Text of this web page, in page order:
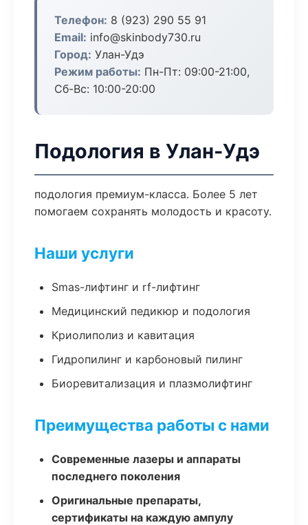
Телефон: 8 (923) 290 55 91
Email: info@skinbody730.ru
Город: Улан-Удэ
Режим работы: Пн-Пт: 09:00-21:00,
Сб-Вс: 10:00-20:00
Подология в Улан-Удэ
подология премиум-класса. Более 5 лет
помогаем сохранять молодость и красоту.
Наши услуги
Smas-лифтинг и rf-лифтинг
Медицинский педикюр и подология
Криолиполиз и кавитация
Гидропилинг и карбоновый пилинг
Биоревитализация и плазмолифтинг
Преимущества работы с нами
Современные лазеры и аппараты
последнего поколения
Оригинальные препараты,
сертификаты на каждую ампулу